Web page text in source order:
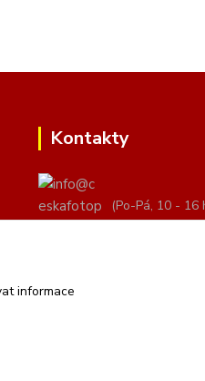
Kontakty
(Po-Pá, 10 - 16
informace